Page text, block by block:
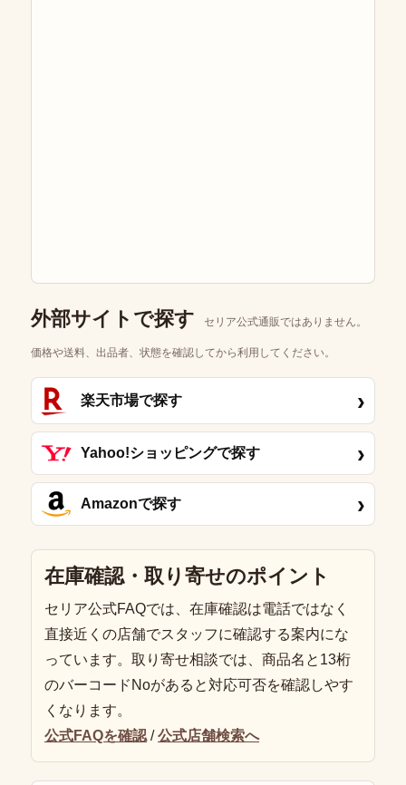
外部サイトで探す セリア公式通販ではありません。
価格や送料、出品者、状態を確認してから利用してください。
楽天市場で探す ›
Yahoo!ショッピングで探す ›
Amazonで探す ›
在庫確認・取り寄せのポイント
セリア公式FAQでは、在庫確認は電話ではなく
直接近くの店舗でスタッフに確認する案内にな
っています。取り寄せ相談では、商品名と13桁
のバーコードNoがあると対応可否を確認しやす
くなります。
公式FAQを確認 /公式店舗検索へ